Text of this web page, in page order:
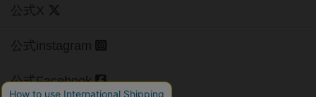
公式X
公式instagram
公式Facebook